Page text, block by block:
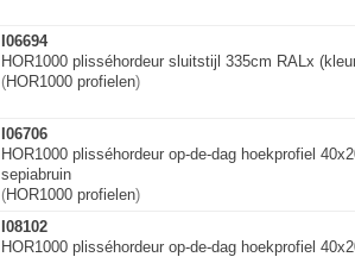
I06694
HOR1000 plisséhordeur sluitstijl 335cm RALx
(HOR1000 profielen)
I06706
HOR1000 plisséhordeur op-de-dag hoekprofiel
sepiabruin
(HOR1000 profielen)
I08102
HOR1000 plisséhordeur op-de-dag hoekprofiel